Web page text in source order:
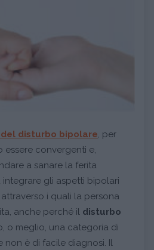
disturbo bipolare, per
essere convergenti e,
a sanare la ferita
gli aspetti bipolari
i quali la persona
anche perché il disturbo
o meglio, una categoria di
non è di facile diagnosi. Il